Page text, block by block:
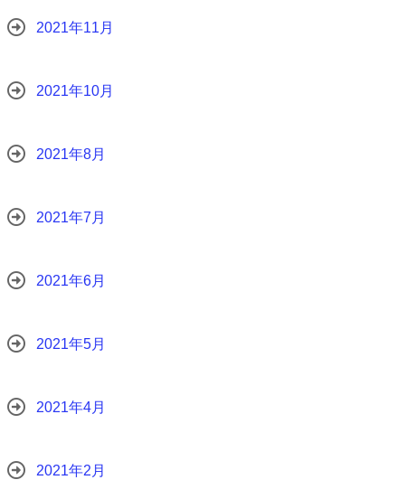
2021年11月
2021年10月
2021年8月
2021年7月
2021年6月
2021年5月
2021年4月
2021年2月